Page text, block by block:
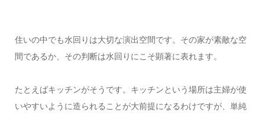
住いの中でも水回りは大切な演出空間です。その家が素敵な空
間であるか、その判断は水回りにこそ顕著に表れます。
たとえばキッチンがそうです。キッチンという場所は主婦が使
いやすいように造られることが大前提になるわけですが、単純